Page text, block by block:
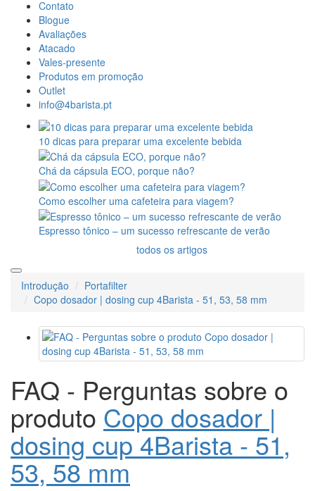
Contato
Blogue
Avaliações
Atacado
Vales-presente
Produtos em promoção
Outlet
info@4barista.pt
10 dicas para preparar uma excelente bebida
Chá da cápsula ECO, porque não?
Como escolher uma cafeteira para viagem?
Espresso tônico – um sucesso refrescante de verão
todos os artigos
Introdução
Portafilter
Copo dosador | dosing cup 4Barista - 51, 53, 58 mm
FAQ - Perguntas sobre o
produto Copo dosador |
dosing cup 4Barista - 51,
53, 58 mm